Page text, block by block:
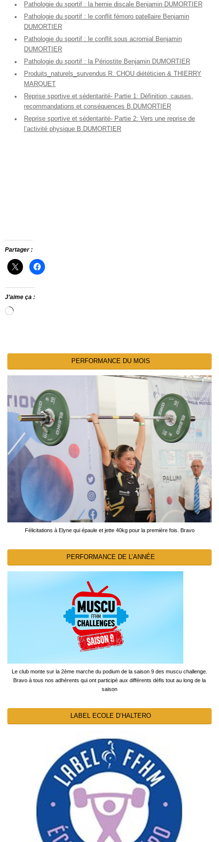
Pathologie du sportif : la hernie discale Benjamin DUMORTIER
Pathologie du sportif : le conflit fémoro patellaire Benjamin
DUMORTIER
Pathologie du sportif : le conflit sous acromial Benjamin
DUMORTIER
Pathologie du sportif : la Périostite Benjamin DUMORTIER
Produits_naturels_survendus R. CHOU diététicien & THIERRY
MARQUET
Reprise sportive et sédentarité- Partie 1: Définition, causes,
recommandations et conséquences B.DUMORTIER
Reprise sportive et sédentarité- Partie 2: Vers une reprise de
l’activité physique B.DUMORTIER
Partager :
J’aime ça :
Chargement…
PERFORMANCE DU MOIS
Félicitations à Elyne qui épaule et jette 40kg pour la première fois. Bravo
PERFORMANCE DE L’ANNÉE
Le club monte sur la 2ème marche du podium de la saison 9 des muscu challenge.
Bravo à tous nos adhérents qui ont participé aux différents défis tout au long de la
saison
LABEL ECOLE D’HALTERO